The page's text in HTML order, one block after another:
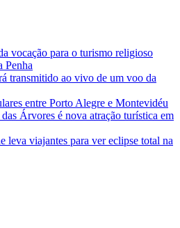
vocação para o turismo religioso
Penha
transmitido ao vivo de um voo da
entre Porto Alegre e Montevidéu
Árvores é nova atração turística em
leva viajantes para ver eclipse total na